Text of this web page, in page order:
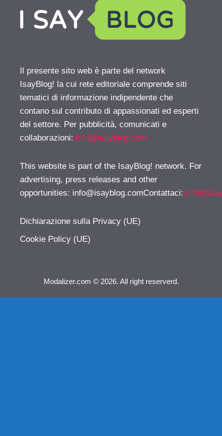
Il presente sito web è parte del network
IsayBlog! la cui rete editoriale comprende siti
tematici di informazione indipendente che
contano sul contributo di appassionati ed esperti
del settore. Per pubblicità, comunicati e
collaborazioni: info@isayblog.com
This website is part of the IsayBlog! network. For
advertising, press releases and other
opportunities: info@isayblog.comContattaci:
Dichiarazione sulla Privacy (UE)
Cookie Policy (UE)
Modalizer.com © 2026. All right reserverd.